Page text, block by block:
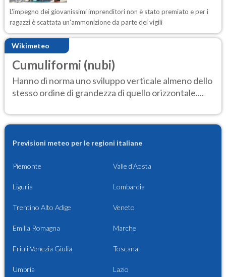
L'impegno dei giovanissimi imprenditori non è stato premiato e per i
ragazzi è scattata un'ammonizione da parte dei vigili
Wikimeteo
Cumuliformi (nubi)
Hanno di norma uno sviluppo verticale almeno dello
stesso ordine di grandezza di quello orizzontale....
Previsioni meteo per le regioni italiane
Piemonte Valle d'Aosta
Liguria Lombardia
Trentino Alto Adige Veneto
Emilia Romagna Marche
Friuli Venezia Giulia Toscana
Umbria Lazio